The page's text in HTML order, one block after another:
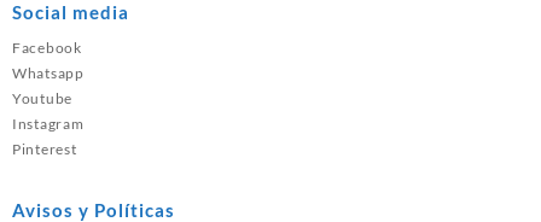
Social media
Facebook
Whatsapp
Youtube
Instagram
Pinterest
Avisos y Políticas